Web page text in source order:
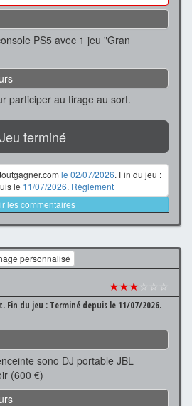
PS5 avec 1 jeu "Gran
participer au tirage au sort.
Jeu terminé
le 02/07/2026. Fin du jeu :
le 11/07/2026. Règlement
les commentaires
personnalisé
★★★☆☆☆
Fin du jeu : Terminé depuis le 11/07/2026.
sono DJ portable JBL
(600 €)